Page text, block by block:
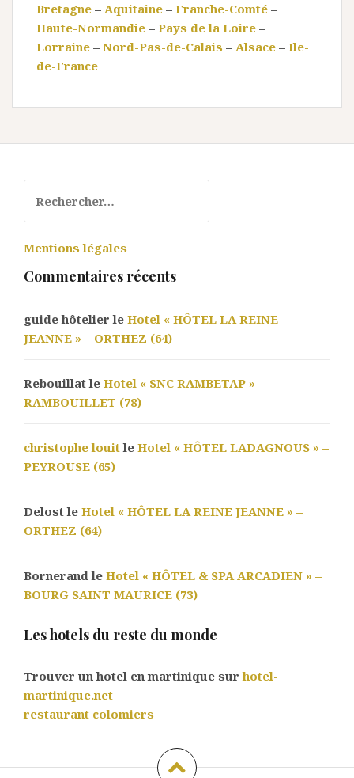
Bretagne – Aquitaine – Franche-Comté –
Haute-Normandie – Pays de la Loire –
Lorraine – Nord-Pas-de-Calais – Alsace – Ile-
de-France
Mentions légales
Commentaires récents
guide hôtelier le Hotel « HÔTEL LA REINE
JEANNE » – ORTHEZ (64)
Rebouillat le Hotel « SNC RAMBETAP » –
RAMBOUILLET (78)
christophe louitle Hotel « HÔTEL LADAGNOUS » –
PEYROUSE (65)
Delost le Hotel « HÔTEL LA REINE JEANNE » –
ORTHEZ (64)
Bornerand le Hotel « HÔTEL & SPA ARCADIEN » –
BOURG SAINT MAURICE (73)
Les hotels du reste du monde
Trouver un hotel en martinique surhotel-
martinique.net
restaurant colomiers